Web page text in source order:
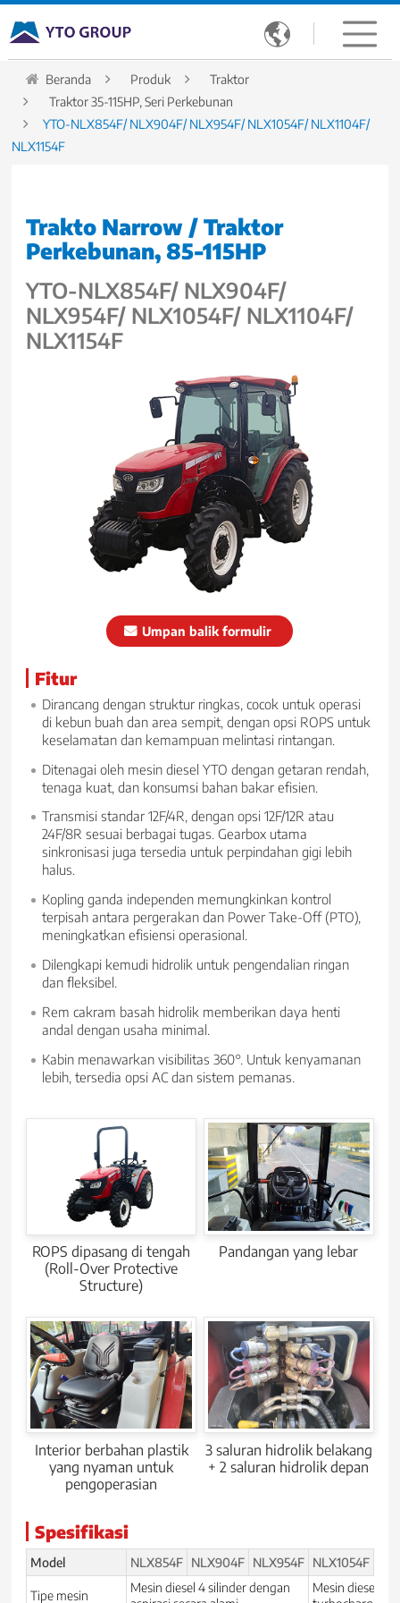

Beranda Produk
Traktor
Traktor 35-115HP, Seri Perkebunan
YTO-NLX854F/ NLX904F/ NLX954F/ NLX1054F/ NLX1104F/
NLX1154F
Trakto Narrow / Traktor
Perkebunan, 85-115HP
YTO-NLX854F/ NLX904F/
NLX954F/ NLX1054F/ NLX1104F/
NLX1154F
Umpan balik formulir
Fitur
Dirancang dengan struktur ringkas, cocok untuk operasi
di kebun buah dan area sempit, dengan opsi ROPS untuk
keselamatan dan kemampuan melintasi rintangan.
Ditenagai oleh mesin diesel YTO dengan getaran rendah,
tenaga kuat, dan konsumsi bahan bakar efisien.
Transmisi standar 12F/4R, dengan opsi 12F/12R atau
24F/8R sesuai berbagai tugas. Gearbox utama
sinkronisasi juga tersedia untuk perpindahan gigi lebih
halus.
Kopling ganda independen memungkinkan kontrol
terpisah antara pergerakan dan Power Take-Off (PTO),
meningkatkan efisiensi operasional.
Dilengkapi kemudi hidrolik untuk pengendalian ringan
dan fleksibel.
Rem cakram basah hidrolik memberikan daya henti
andal dengan usaha minimal.
Kabin menawarkan visibilitas 360°. Untuk kenyamanan
lebih, tersedia opsi AC dan sistem pemanas.
ROPS dipasang di tengah
(Roll-Over Protective
Structure)
Pandangan yang lebar
Interior berbahan plastik
yang nyaman untuk
pengoperasian
3 saluran hidrolik belakang
+ 2 saluran hidrolik depan
Spesifikasi
Model NLX854F NLX904F NLX954F NLX1054F
Tipe mesin
Mesin diesel 4 silinder dengan
Mesin diesel 4